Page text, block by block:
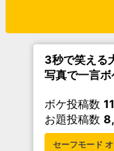
3秒で笑える
写真で一言
ボケ投稿数
お題投稿数
セーフモード